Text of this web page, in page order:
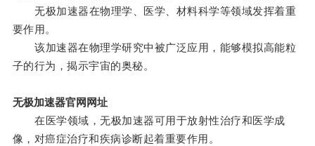
无极加速器在物理学、医学、材料科学等领域发挥着重
要作用。
该加速器在物理学研究中被广泛应用，能够模拟高能粒
子的行为，揭示宇宙的奥秘。
无极加速器官网网址
在医学领域，无极加速器可用于放射性治疗和医学成
像，对癌症治疗和疾病诊断起着重要作用。